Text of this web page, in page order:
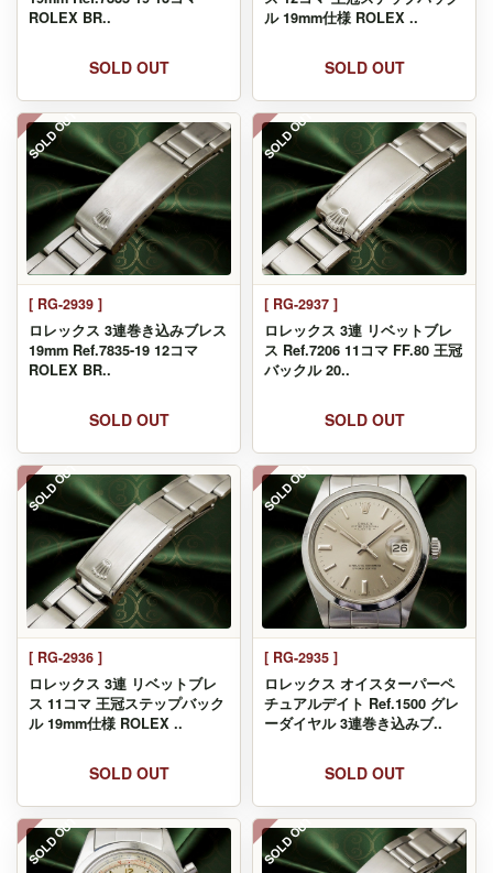
ROLEX BR..
SOLD OUT
ル 19mm仕様 ROLEX ..
SOLD OUT
SOLD OUT
[ RG-2939 ]
ロレックス 3連巻き込みブレス
19mm Ref.7835-19 12コマ
ROLEX BR..
SOLD OUT
SOLD OUT
[ RG-2937 ]
ロレックス 3連 リベットブレ
ス Ref.7206 11コマ FF.80 王冠
バックル 20..
SOLD OUT
SOLD OUT
[ RG-2936 ]
ロレックス 3連 リベットブレ
ス 11コマ 王冠ステップバック
ル 19mm仕様 ROLEX ..
SOLD OUT
SOLD OUT
[ RG-2935 ]
ロレックス オイスターパーペ
チュアルデイト Ref.1500 グレ
ーダイヤル 3連巻き込みブ..
SOLD OUT
SOLD OUT SOLD OUT